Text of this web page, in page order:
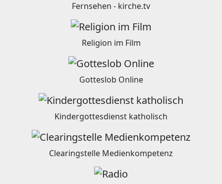
Fernsehen - kirche.tv
Religion im Film
Gotteslob Online
Kindergottesdienst katholisch
Clearingstelle Medienkompetenz